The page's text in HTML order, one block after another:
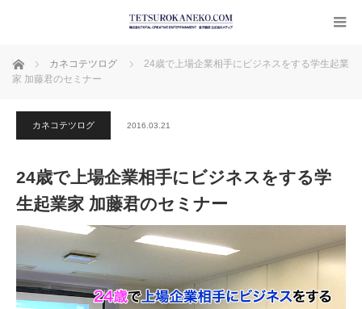
ホーム カネコテツログ
24歳で上場企業相手にビジネスをする学生起業
家 加藤君のセミナー
カネコテツログ 2016.03.21
24歳で上場企業相手にビジネスをする学
生起業家 加藤君のセミナー